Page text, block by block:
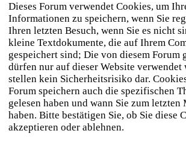
Dieses Forum verwendet Cookies, um
Informationen zu speichern, wenn Sie
Ihren letzten Besuch, wenn Sie es nicht
kleine Textdokumente, die auf Ihrem
gespeichert sind; Die von diesem Forum
dürfen nur auf dieser Website verwendet
stellen kein Sicherheitsrisiko dar.
Forum speichern auch die spezifischen
gelesen haben und wann Sie zum letzten
haben. Bitte bestätigen Sie, ob Sie diese
akzeptieren oder ablehnen.